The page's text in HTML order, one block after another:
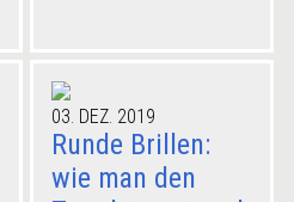
03. DEZ. 2019
Runde Brillen:
wie man den